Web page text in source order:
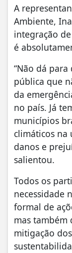
A
Ambiente,
integração
é
“Não dá
pública que
da
no país. Já
municípios
climáticos na
danos e
salientou.
Todos os
necessidade
formal de
mas também
mitigação